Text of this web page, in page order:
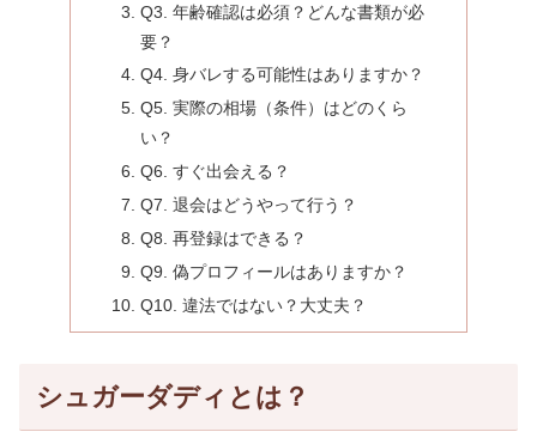
Q3. 年齢確認は必須？どんな書類が必
要？
Q4. 身バレする可能性はありますか？
Q5. 実際の相場（条件）はどのくら
い？
Q6. すぐ出会える？
Q7. 退会はどうやって行う？
Q8. 再登録はできる？
Q9. 偽プロフィールはありますか？
Q10. 違法ではない？大丈夫？
シュガーダディとは？